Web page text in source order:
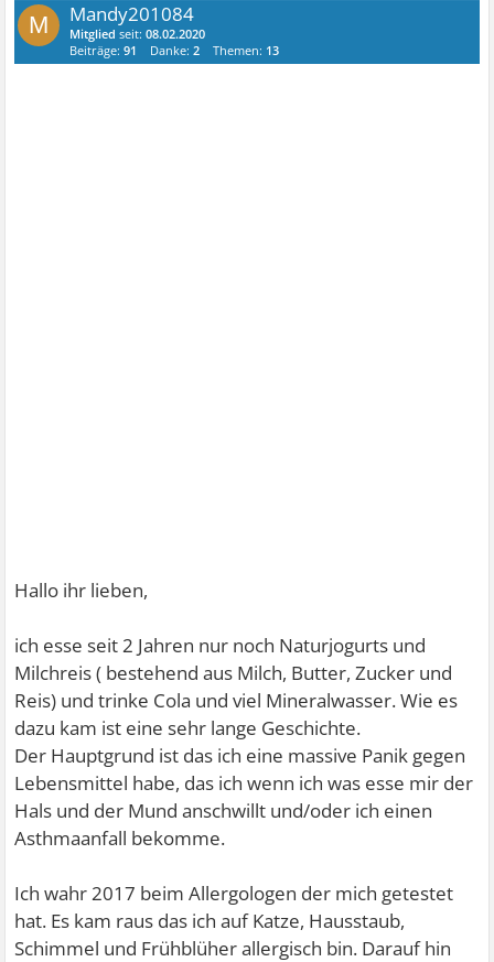
M Mandy201084
Mitglied seit:08.02.2020
Beiträge:91 Danke:2 Themen: 13
Hallo ihr lieben,
ich esse seit 2 Jahren nur noch Naturjogurts und
Milchreis ( bestehend aus Milch, Butter, Zucker und
Reis) und trinke Cola und viel Mineralwasser. Wie es
dazu kam ist eine sehr lange Geschichte.
Der Hauptgrund ist das ich eine massive Panik gegen
Lebensmittel habe, das ich wenn ich was esse mir der
Hals und der Mund anschwillt und/oder ich einen
Asthmaanfall bekomme.
Ich wahr 2017 beim Allergologen der mich getestet
hat. Es kam raus das ich auf Katze, Hausstaub,
Schimmel und Frühblüher allergisch bin. Darauf hin